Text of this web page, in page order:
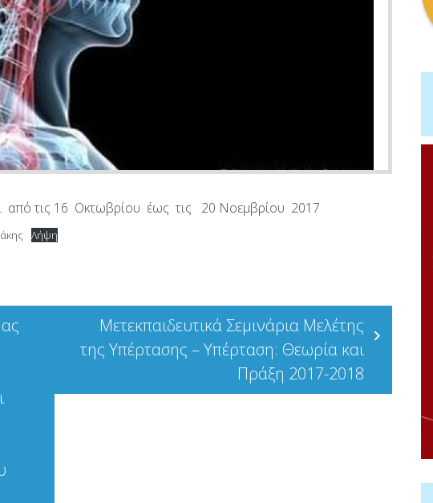
από τις 16 Οκτωβρίου έως τις 20 Νοεμβρίου 2017
Λήψη
Μετεκπαιδευτικά Σεμινάρια Μελέτης
της Υπέρτασης – Υπέρταση: Θεωρία και
Πράξη 2017-2018